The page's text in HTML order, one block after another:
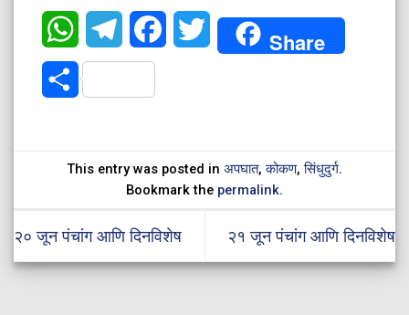
WhatsAppTelegramFacebookTwitter Share
Share
This entry was posted in अपघात,कोकण,सिंधुदुर्ग.
Bookmark the permalink.
२० जून पंचांग आणि दिनविशेष २१ जून पंचांग आणि दिनविशेष